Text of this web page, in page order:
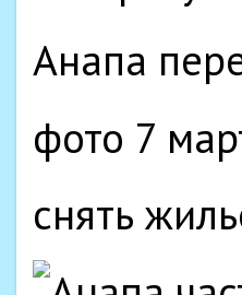
Анапа
фото 7
снять